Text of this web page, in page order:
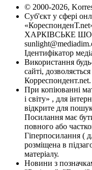
© 2000-2026,
Суб'єкт у сфері
ХАРКІВСЬКЕ
Ідентифікатор
Використання
сайті,
Корреспондент.net.
При копіюванні
і світу» , для
відкрите для
Посилання має
повного або
Гіперпосилання (
розміщена в
матеріалу.
Новини з